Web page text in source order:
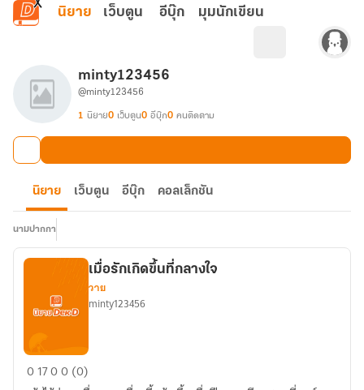
ข้ามไปยังเนื้อหาหลัก
นิยาย เว็บตูน อีบุ๊ก มุมนักเขียน
minty123456
@minty123456
1 นิยาย0 เว็บตูน0 อีบุ๊ก0 คนติดตาม
นิยาย เว็บตูน อีบุ๊ก คอลเล็กชัน
นามปากกา
เมื่อ
รัก
เมื่อรักเกิดขึ้นที่กลางใจ
วาย
minty123456
01700 (0)